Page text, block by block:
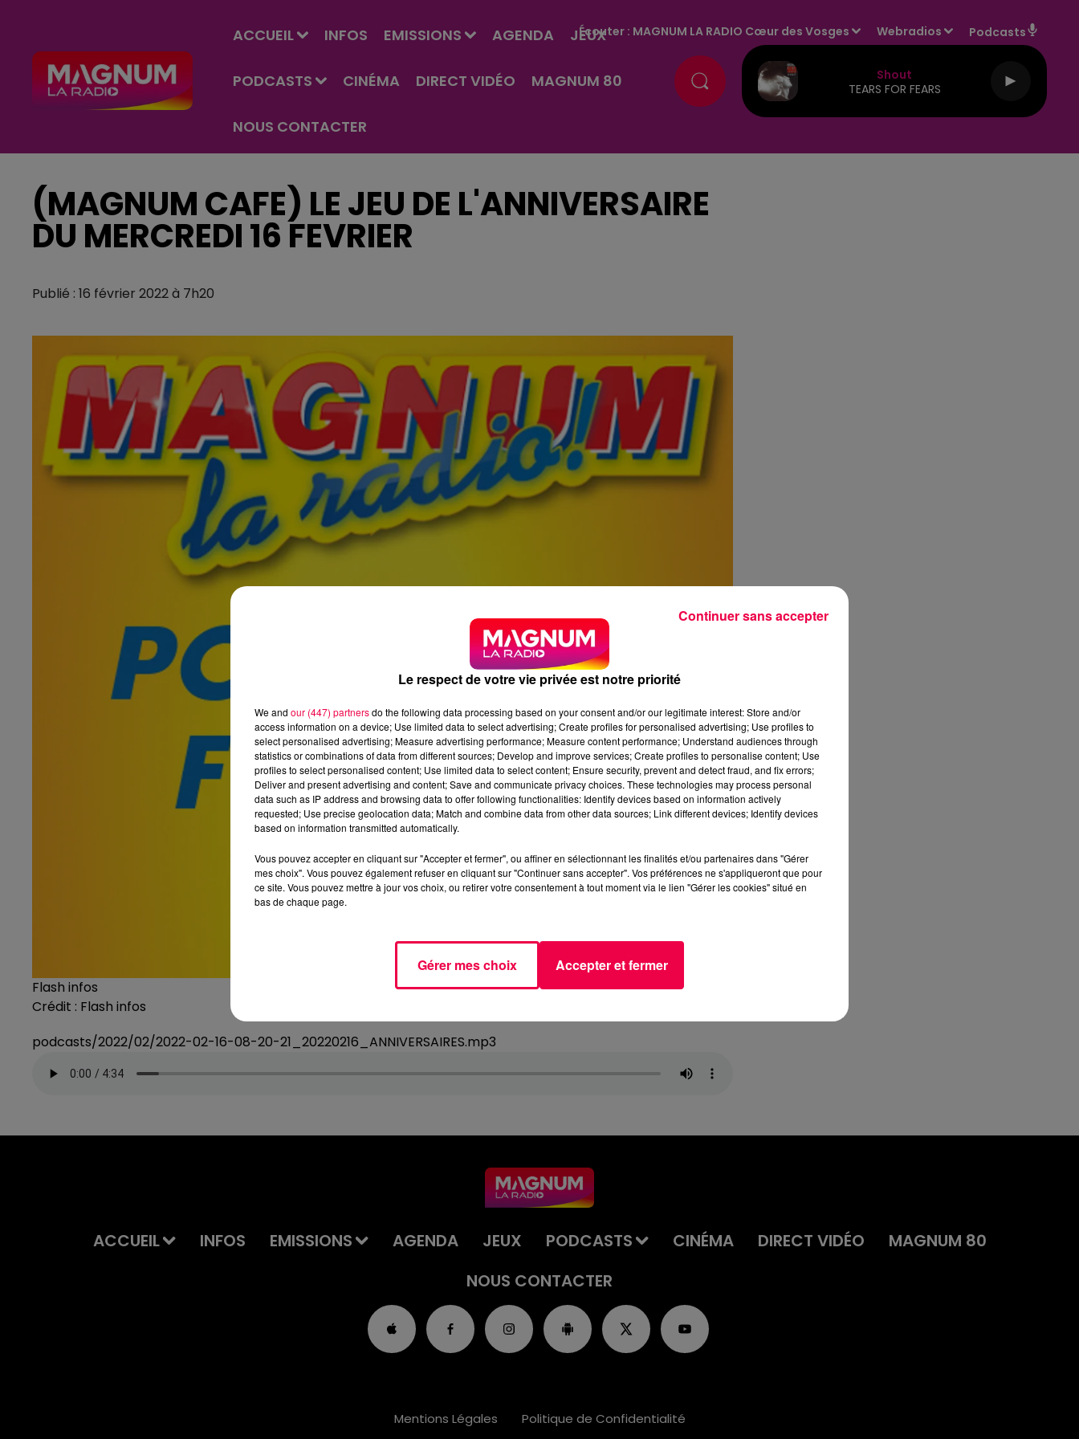
ACCUEIL INFOS EMISSIONS AGENDA JEUX
PODCASTS CINÉMA DIRECT VIDÉO MAGNUM 80
NOUS CONTACTER
Écouter : MAGNUM LA RADIO Cœur des Vosges Webradios Podcasts
Shout
TEARS FOR FEARS
(MAGNUM CAFE) LE JEU DE L'ANNIVERSAIRE
DU MERCREDI 16 FEVRIER
Publié : 16 février 2022 à 7h20
Flash infos
Crédit : Flash infos
podcasts/2022/02/2022-02-16-08-20-21_20220216_ANNIVERSAIRES.mp3
ACCUEIL INFOS EMISSIONS AGENDA JEUX PODCASTS CINÉMA DIRECT VIDÉO
MAGNUM 80
NOUS CONTACTER
Mentions Légales Politique de Confidentialité
Le respect de votre vie privée est notre priorité
We and our (447) partnersdo the following data processing based on your consent and/or our legitimate interest: Store and/or
access information on a device; Use limited data to select advertising; Create profiles for personalised advertising; Use profiles to
select personalised advertising; Measure advertising performance; Measure content performance; Understand audiences through
statistics or combinations of data from different sources; Develop and improve services; Create profiles to personalise content; Use
profiles to select personalised content; Use limited data to select content; Ensure security, prevent and detect fraud, and fix errors;
Deliver and present advertising and content; Save and communicate privacy choices. These technologies may process personal
data such as IP address and browsing data to offer following functionalities: Identify devices based on information actively
requested; Use precise geolocation data; Match and combine data from other data sources; Link different devices; Identify devices
based on information transmitted automatically.
Vous pouvez accepter en cliquant sur "Accepter et fermer", ou affiner en sélectionnant les finalités et/ou partenaires dans "Gérer
mes choix". Vous pouvez également refuser en cliquant sur "Continuer sans accepter". Vos préférences ne s'appliqueront que pour
ce site. Vous pouvez mettre à jour vos choix, ou retirer votre consentement à tout moment via le lien "Gérer les cookies" situé en
bas de chaque page.
Gérer mes choix Accepter et fermer
Continuer sans accepter